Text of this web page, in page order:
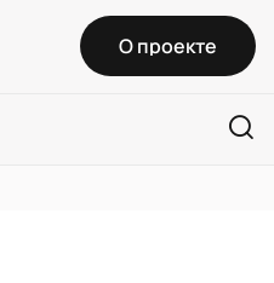
О проекте